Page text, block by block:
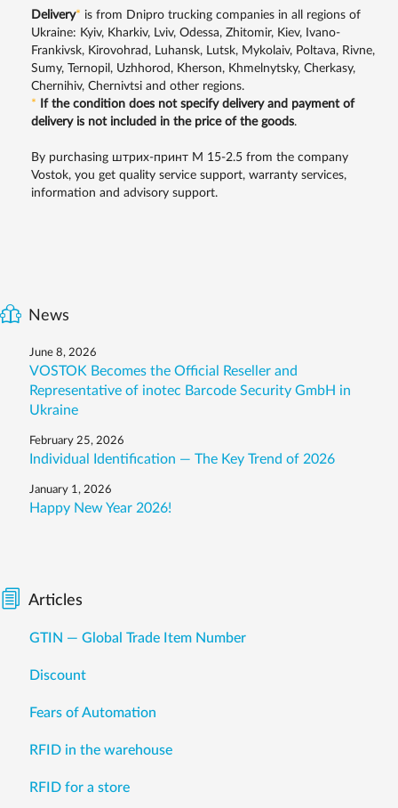
Delivery* is from Dnipro trucking companies in all regions of
Ukraine: Kyiv, Kharkiv, Lviv, Odessa, Zhitomir, Kiev, Ivano-
Frankivsk, Kirovohrad, Luhansk, Lutsk, Mykolaiv, Poltava, Rivne,
Sumy, Ternopil, Uzhhorod, Kherson, Khmelnytsky, Cherkasy,
Chernihiv, Chernivtsi and other regions.
*
If the condition does not specify delivery and payment of
delivery is not included in the price of the goods.
By purchasing штрих-принт M 15-2.5 from the company
Vostok, you get quality service support, warranty services,
information and advisory support.
News
June 8, 2026
VOSTOK Becomes the Official Reseller and
Representative of inotec Barcode Security GmbH in
Ukraine
February 25, 2026
Individual Identification — The Key Trend of 2026
January 1, 2026
Happy New Year 2026!
Articles
GTIN — Global Trade Item Number
Discount
Fears of Automation
RFID in the warehouse
RFID for a store